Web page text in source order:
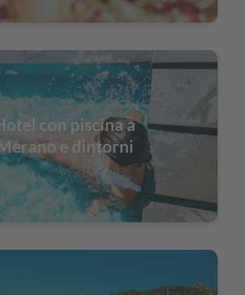
con piscina a
e dintorni